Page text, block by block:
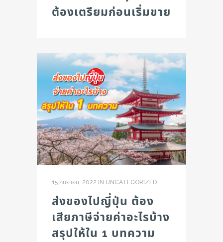
ต้องเตรียมก่อนเริ่มขาย
15 กันยายน, 2022 IN UNCATEGORIZED
ส่งของไปญี่ปุ่น ต้อง
เสียภาษีจ่ายค่าอะไรบ้าง
สรุปให้ใน 1 บทความ